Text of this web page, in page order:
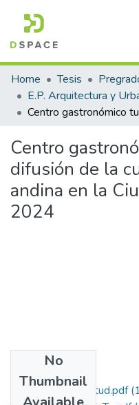
Communities & Collections
All of DSpace
Statistics
Home Tesis
Centro
difusión de la
andina en la
2024
No
Thumbnail
Grado de Similitud.pdf